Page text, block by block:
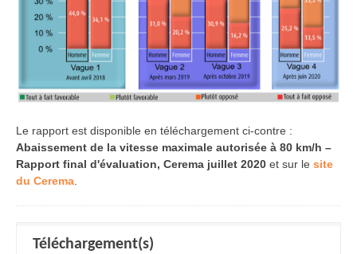
Le rapport est disponible en téléchargement ci-contre :
Abaissement de la vitesse maximale autorisée à 80 km/h –
Rapport final d'évaluation, Cerema juillet 2020 et sur le site
du Cerema
Téléchargement(s)